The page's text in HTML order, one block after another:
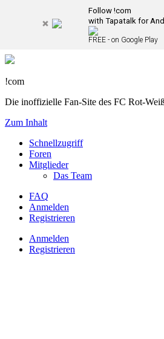
Follow !com
with Tapatalk for
FREE - on Google Play
!com
Die inoffizielle Fan-Site des FC Rot-
Zum Inhalt
Schnellzugriff
Foren
Mitglieder
Das Team
FAQ
Anmelden
Registrieren
Anmelden
Registrieren